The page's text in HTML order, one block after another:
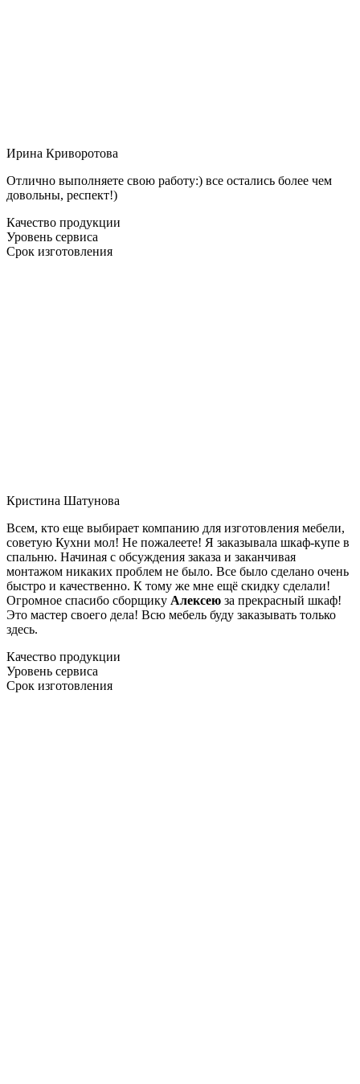
Ирина Криворотова
Отлично выполняете свою работу:) все остались более чем
довольны, респект!)
Качество продукции
Уровень сервиса
Срок изготовления
Кристина Шатунова
Всем, кто еще выбирает компанию для изготовления мебели,
советую Кухни мол! Не пожалеете! Я заказывала шкаф-купе в
спальню. Начиная с обсуждения заказа и заканчивая
монтажом никаких проблем не было. Все было сделано очень
быстро и качественно. К тому же мне ещё скидку сделали!
Огромное спасибо сборщику Алексею за прекрасный шкаф!
Это мастер своего дела! Всю мебель буду заказывать только
здесь.
Качество продукции
Уровень сервиса
Срок изготовления